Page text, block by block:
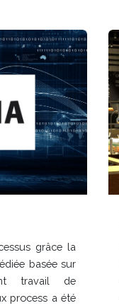
grâce la
basée sur
travail de
process a été